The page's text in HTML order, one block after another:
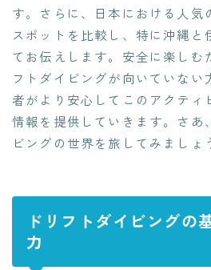
す。さらに、日本における人気
スポットを比較し、特に沖縄と
てお伝えします。安全に楽しむ
フトダイビングが向いていない
者がより安心してこのアクティ
情報を提供していきます。さあ
ビングの世界を旅してみましょ
ドリフトダイビングの
力